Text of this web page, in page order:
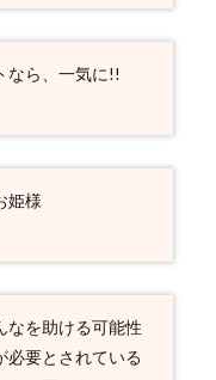
ら、一気に!!
姫様
なを助ける可能性
必要とされている